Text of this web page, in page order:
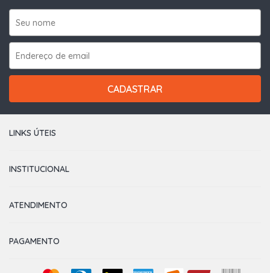
CADASTRAR
LINKS ÚTEIS
INSTITUCIONAL
ATENDIMENTO
PAGAMENTO